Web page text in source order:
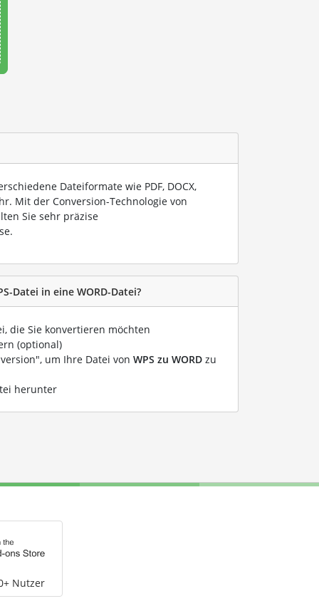
Dateiformate wie PDF, DOCX,
Mit der Conversion-Technologie von
Sie sehr präzise
Datei in eine WORD-Datei?
die Sie konvertieren möchten
(optional)
um Ihre Datei von WPS zu WORD zu
herunter
Nutzer